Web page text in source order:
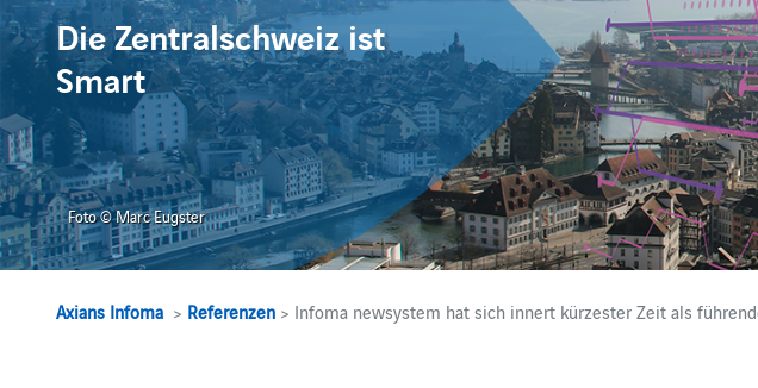
Die Zentralschweiz ist
Smart
Foto © Marc Eugster
Axians Infoma > Referenzen > Infoma newsystem hat sich innert kürzester Zeit als